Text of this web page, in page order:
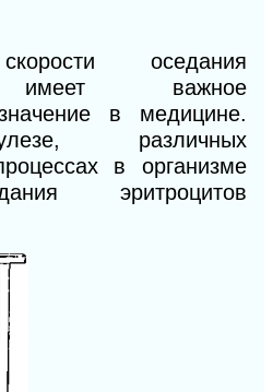
оседания
имеет важное
в медицине.
различных
в организме
эритроцитов